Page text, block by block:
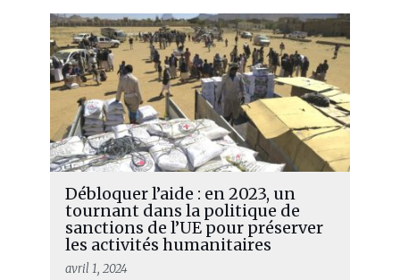
Débloquer l’aide : en 2023, un
tournant dans la politique de
sanctions de l’UE pour préserver
les activités humanitaires
avril 1, 2024